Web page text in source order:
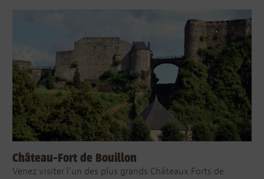
Château-Fort de Bouillon
Venez visiter l’un des plus grands Châteaux Forts de